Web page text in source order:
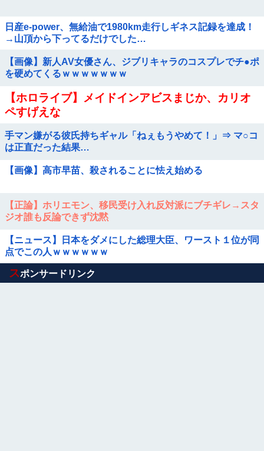
日産e-power、無給油で1980km走行しギネス記録を達成！
→山頂から下ってるだけでした…
【画像】新人AV女優さん、ジブリキャラのコスプレでチ●ポ
を硬めてくるｗｗｗｗｗｗｗ
【ホロライブ】メイドインアビスまじか、カリオ
ペすげえな
手マン嫌がる彼氏持ちギャル「ねぇもうやめて！」⇒ マ○コ
は正直だった結果…
【画像】高市早苗、殺されることに怯え始める
【正論】ホリエモン、移民受け入れ反対派にブチギレ→スタ
ジオ誰も反論できず沈黙
【ニュース】日本をダメにした総理大臣、ワースト１位が同
点でこの人ｗｗｗｗｗｗ
Powered by livedoor 相互RSS
スポンサードリンク